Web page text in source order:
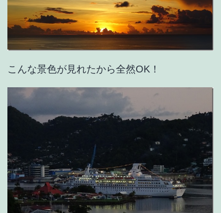
こんな景色が見れたから全然OK！